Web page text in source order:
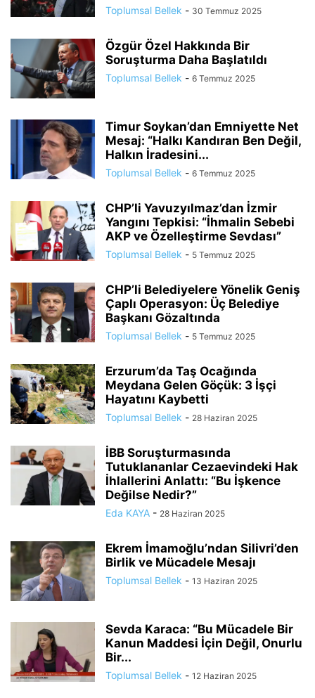
Toplumsal Bellek - 30 Temmuz 2025
Özgür Özel Hakkında Bir
Soruşturma Daha Başlatıldı
Toplumsal Bellek - 6 Temmuz 2025
Timur Soykan’dan Emniyette Net
Mesaj: “Halkı Kandıran Ben Değil,
Halkın İradesini...
Toplumsal Bellek - 6 Temmuz 2025
CHP’li Yavuzyılmaz’dan İzmir
Yangını Tepkisi: “İhmalin Sebebi
AKP ve Özelleştirme Sevdası”
Toplumsal Bellek - 5 Temmuz 2025
CHP’li Belediyelere Yönelik Geniş
Çaplı Operasyon: Üç Belediye
Başkanı Gözaltında
Toplumsal Bellek - 5 Temmuz 2025
Erzurum’da Taş Ocağında
Meydana Gelen Göçük: 3 İşçi
Hayatını Kaybetti
Toplumsal Bellek - 28 Haziran 2025
İBB Soruşturmasında
Tutuklananlar Cezaevindeki Hak
İhlallerini Anlattı: “Bu İşkence
Değilse Nedir?”
Eda KAYA - 28 Haziran 2025
Ekrem İmamoğlu’ndan Silivri’den
Birlik ve Mücadele Mesajı
Toplumsal Bellek - 13 Haziran 2025
Sevda Karaca: “Bu Mücadele Bir
Kanun Maddesi İçin Değil, Onurlu
Bir...
Toplumsal Bellek - 12 Haziran 2025